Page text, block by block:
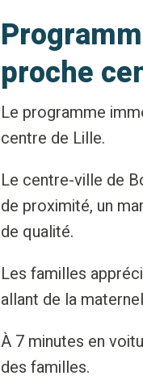
proche
Le programme
centre de Lille.
Le centre-ville de
de proximité, un
de qualité.
Les familles
allant de la
À 7 minutes en
des familles.